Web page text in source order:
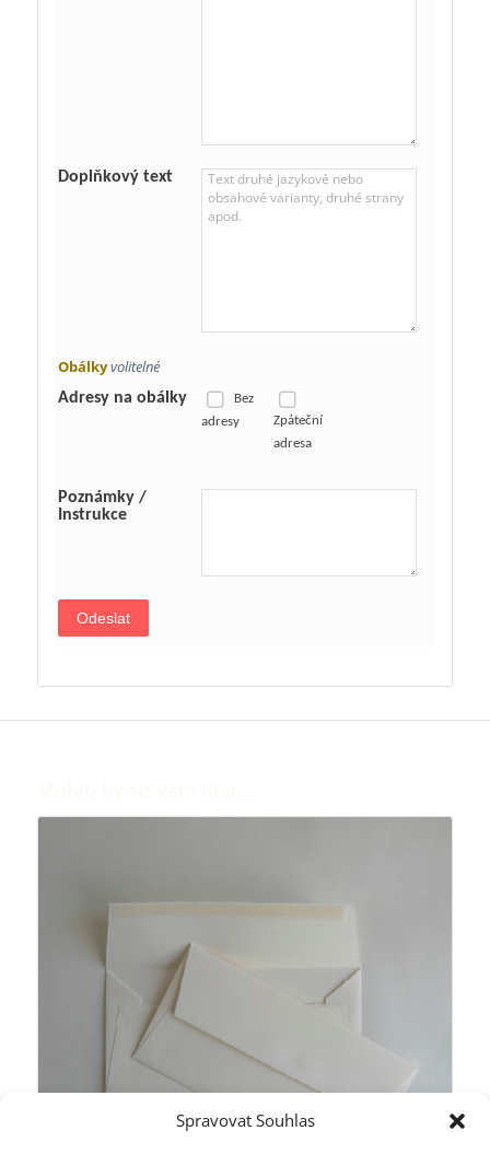
Spravovat Souhlas
Doplňkový text
Obálkyvolitelné
Adresy na obálky
Bez
adresy
Zpáteční
adresa
Poznámky /
Instrukce
Odeslat